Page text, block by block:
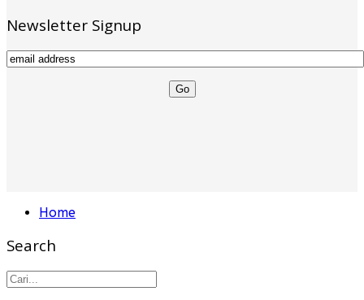
Newsletter Signup
Home
Search